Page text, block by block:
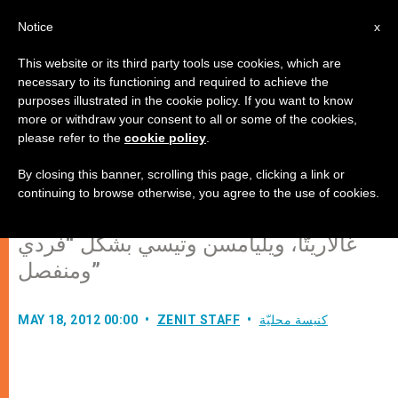
الكرسي الرسولي درس إجابة أخوية
بيوس العاشر
غالاريتّا، ويليامسن وتيسي بشكل “فردي
ومنفصل”
MAY 18, 2012 00:00 ZENIT STAFF كنيسة محليّة
x
Notice
This website or its third party tools use cookies, which are
necessary to its functioning and required to achieve the
purposes illustrated in the cookie policy. If you want to know
more or withdraw your consent to all or some of the cookies,
please refer to the cookie policy
By closing this banner, scrolling this page, clicking a link or
continuing to browse otherwise, you agree to the use of cookies.